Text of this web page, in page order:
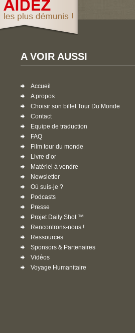
A VOIR AUSSI
Accueil
A propos
Choisir son billet Tour Du Monde
Contact
Equipe de traduction
FAQ
Film tour du monde
Livre d’or
Matériel à vendre
Newsletter
Où suis-je ?
Podcasts
Presse
Projet Daily Shot ™
Rencontrons-nous !
Ressources
Sponsors & Partenaires
Vidéos
Voyage Humanitaire